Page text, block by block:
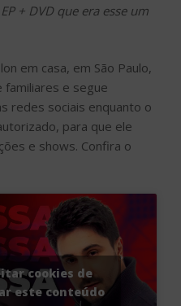
+ DVD que era esse um
em casa, em São Paulo,
familiares e segue
redes sociais enquanto o
para que ele
e shows. Confira o
cookies de
este conteúdo